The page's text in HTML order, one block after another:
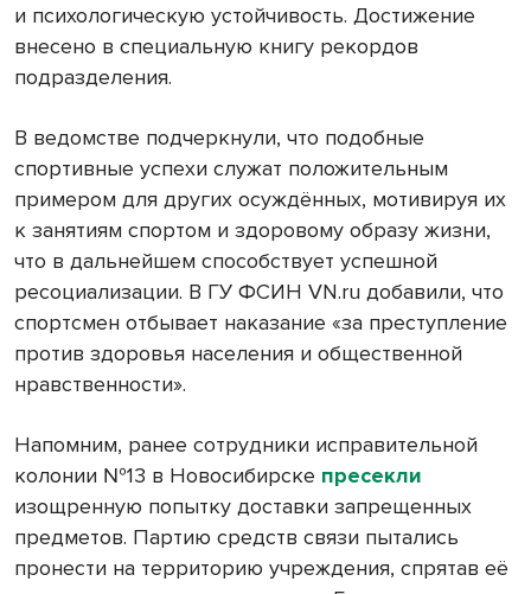
и психологическую устойчивость. Достижение
внесено в специальную книгу рекордов
подразделения.
В ведомстве подчеркнули, что подобные
спортивные успехи служат положительным
примером для других осуждённых, мотивируя их
к занятиям спортом и здоровому образу жизни,
что в дальнейшем способствует успешной
ресоциализации. В ГУ ФСИН VN.ru добавили, что
спортсмен отбывает наказание «за преступление
против здоровья населения и общественной
нравственности».
Напомним, ранее сотрудники исправительной
колонии №13 в Новосибирске пресекли
изощренную попытку доставки запрещенных
предметов. Партию средств связи пытались
пронести на территорию учреждения, спрятав её